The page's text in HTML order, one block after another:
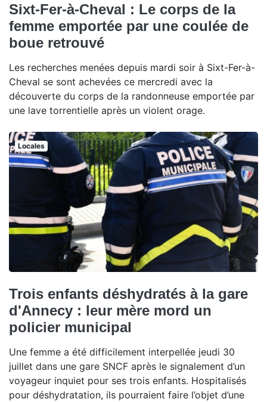
Sixt-Fer-à-Cheval : Le corps de la
femme emportée par une coulée de
boue retrouvé
Les recherches menées depuis mardi soir à Sixt-Fer-à-
Cheval se sont achevées ce mercredi avec la
découverte du corps de la randonneuse emportée par
une lave torrentielle après un violent orage.
Locales
Trois enfants déshydratés à la gare
d'Annecy : leur mère mord un
policier municipal
Une femme a été difficilement interpellée jeudi 30
juillet dans une gare SNCF après le signalement d’un
voyageur inquiet pour ses trois enfants. Hospitalisés
pour déshydratation, ils pourraient faire l’objet d’une